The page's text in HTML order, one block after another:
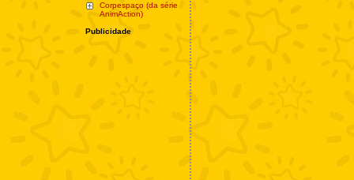
Corpespaço (da série
AnimAction)
Publicidade